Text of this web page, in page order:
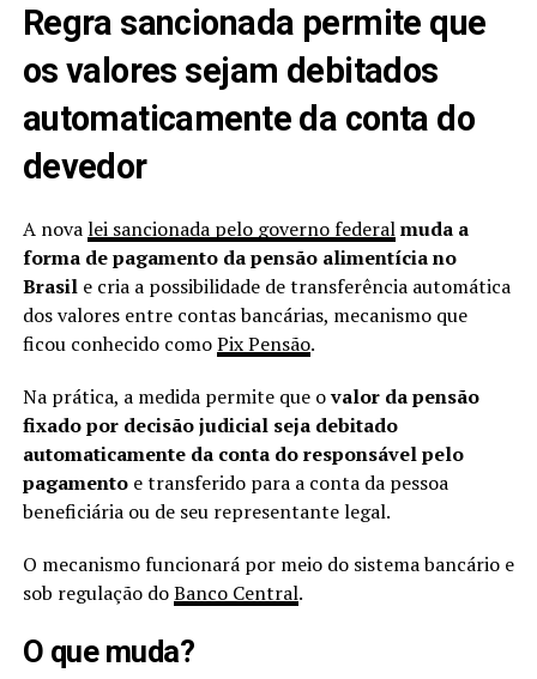
Regra sancionada permite que
os valores sejam debitados
automaticamente da conta do
devedor
A novalei sancionada pelo governo federalmuda a
forma de pagamento da pensão alimentícia no
Brasile cria a possibilidade de transferência automática
dos valores entre contas bancárias, mecanismo que
ficou conhecido comoPix Pensão.
Na prática, a medida permite que ovalor da pensão
fixado por decisão judicial seja debitado
automaticamente da conta do responsável pelo
pagamentoe transferido para a conta da pessoa
beneficiária ou de seu representante legal.
O mecanismo funcionará por meio do sistema bancário e
sob regulação doBanco Central.
O que muda?